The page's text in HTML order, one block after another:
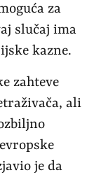
za
slučaj ima
kazne.
zahteve
ali
je da